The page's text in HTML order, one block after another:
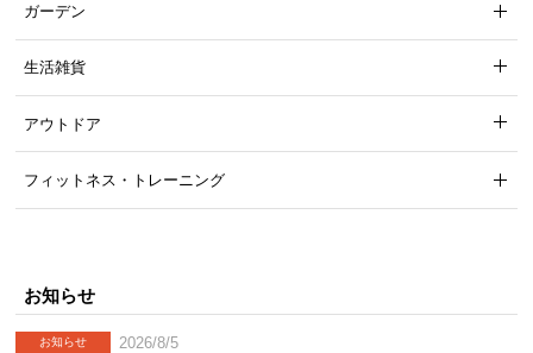
ガーデン
生活雑貨
アウトドア
フィットネス・トレーニング
お知らせ
お知らせ
2026/8/5